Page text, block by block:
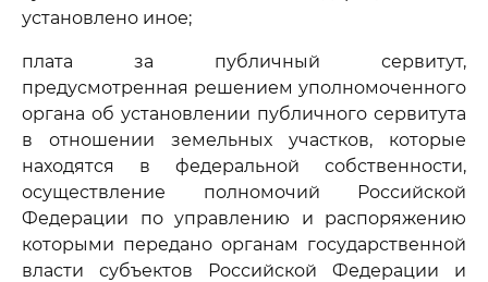
установлено иное;
плата за публичный сервитут,
предусмотренная решением уполномоченного
органа об установлении публичного сервитута
в отношении земельных участков, которые
находятся в федеральной собственности,
осуществление полномочий Российской
Федерации по управлению и распоряжению
которыми передано органам государственной
власти субъектов Российской Федерации и